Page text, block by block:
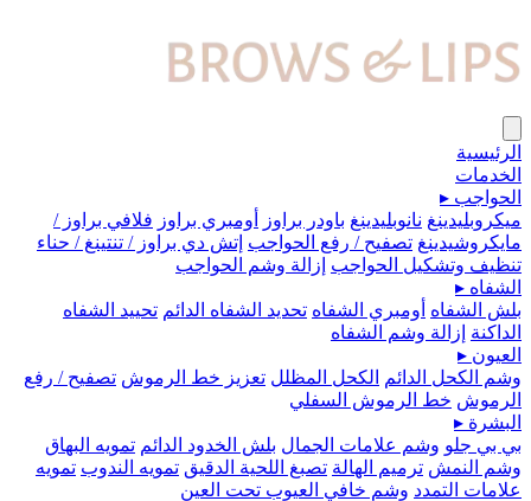
الرئيسية
الخدمات
الحواجب ▸
ميكروبلیدينغ نانوبليدينغ باودر براوز أومبري براوز فلافي براوز /
مايكروشيدينغ تصفيح / رفع الحواجب إتش دي براوز / تنتينغ / حناء
تنظيف وتشكيل الحواجب إزالة وشم الحواجب
الشفاه ▸
بلش الشفاه أومبري الشفاه تحديد الشفاه الدائم تحييد الشفاه
الداكنة إزالة وشم الشفاه
العيون ▸
وشم الكحل الدائم
الكحل المظلل تعزيز خط الرموش تصفيح / رفع
الرموش خط الرموش السفلي
البشرة ▸
بي بي جلو وشم علامات الجمال بلش الخدود الدائم تمويه البهاق
وشم النمش ترميم الهالة تصبغ اللحية الدقيق تمويه الندوب تمويه
علامات التمدد وشم خافي العيوب تحت العين